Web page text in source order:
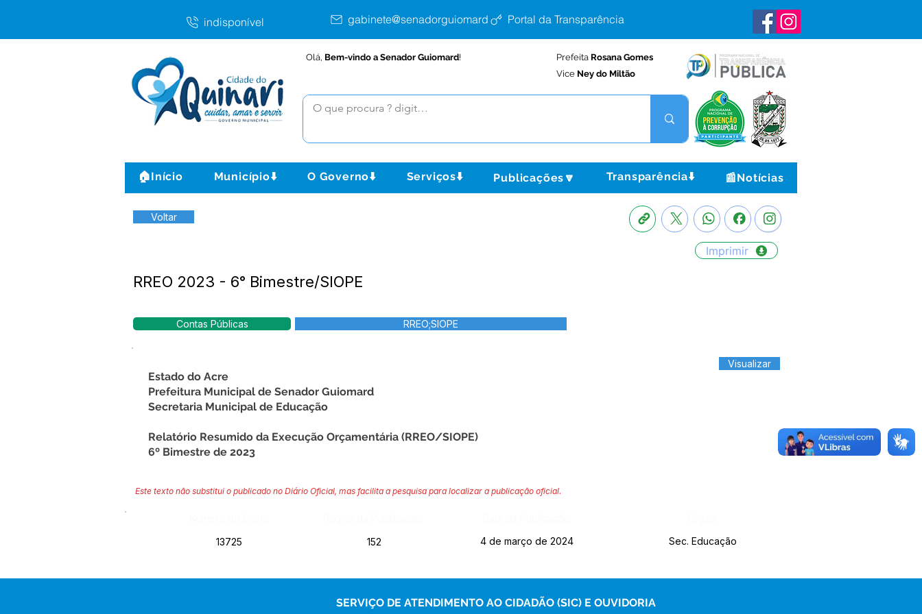
indisponível gabinete@senadorguiomard.ac.gov.brPortal da Transparência
Olá, Bem-vindo a Senador Guiomard! Prefeita Rosana Gomes
Vice Ney do Miltão
🏠Início Município⬇️ O Governo⬇️ Serviços⬇️ Publicações🔽 Transparência⬇️ 📰Notícias
Voltar
Imprimir
RREO 2023 - 6° Bimestre/SIOPE
Contas Públicas RREO;SIOPE
Visualizar
Estado do Acre
Prefeitura Municipal de Senador Guiomard
Secretaria Municipal de Educação
Relatório Resumido da Execução Orçamentária (RREO/SIOPE)
6º Bimestre de 2023
Este texto não substitui o publicado no Diário Oficial, mas facilita a pesquisa para localizar a publicação oficial.
13725
152 4 de março de 2024 Sec. Educação
SERVIÇO DE ATENDIMENTO AO CIDADÃO (SIC) E OUVIDORIA